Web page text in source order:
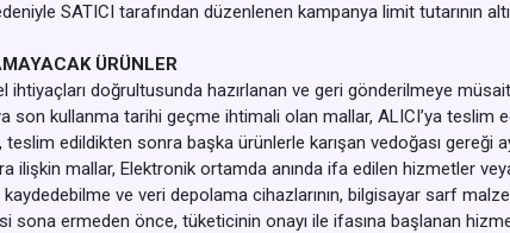
SATICI tarafından düzenlenen kampanya limit tutarının
ÜRÜNLER
ihtiyaçları doğrultusunda hazırlanan ve geri gönderilmeye
kullanma tarihi geçme ihtimali olan mallar, ALICI’ya teslim
teslim edildikten sonra başka ürünlerle karışan vedoğası gereği
ilişkin mallar, Elektronik ortamda anında ifa edilen hizmetler
kaydedebilme ve veri depolama cihazlarının, bilgisayar sarf
sona ermeden önce, tüketicinin onayı ile ifasına başlanan